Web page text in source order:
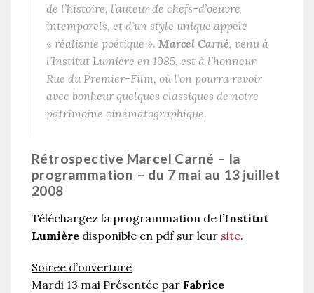
de l’histoire, l’auteur de chefs-d’oeuvre
intemporels, et d’un style unique appelé
« réalisme poétique ». Marcel Carné, venu à
l’Institut Lumière en 1985, est à l’honneur
Rue du Premier-Film, où l’on pourra revoir
avec bonheur quelques classiques de notre
patrimoine cinématographique.
Rétrospective Marcel Carné – la
programmation – du 7 mai au 13 juillet
2008
Téléchargez la programmation de l’Institut
Lumière disponible en pdf sur leur site.
Soiree d’ouverture
Mardi 13 mai Présentée par Fabrice